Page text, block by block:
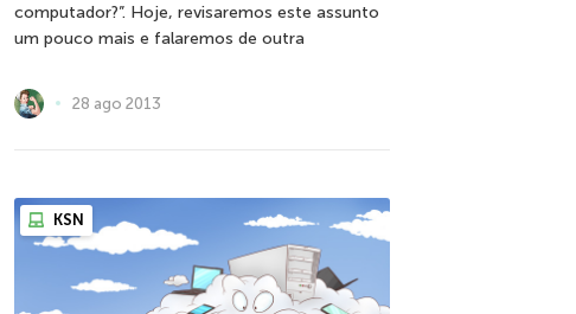
computador?”. Hoje, revisaremos este assunto
um pouco mais e falaremos de outra
28 ago 2013
KSN